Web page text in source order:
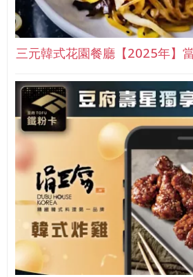
三元韓式花園餐廳【2025年】